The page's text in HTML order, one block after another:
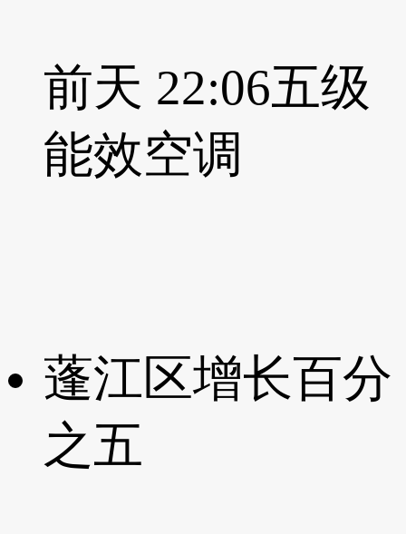
前天 22:06五级
能效空调
蓬江区增长百分
之五